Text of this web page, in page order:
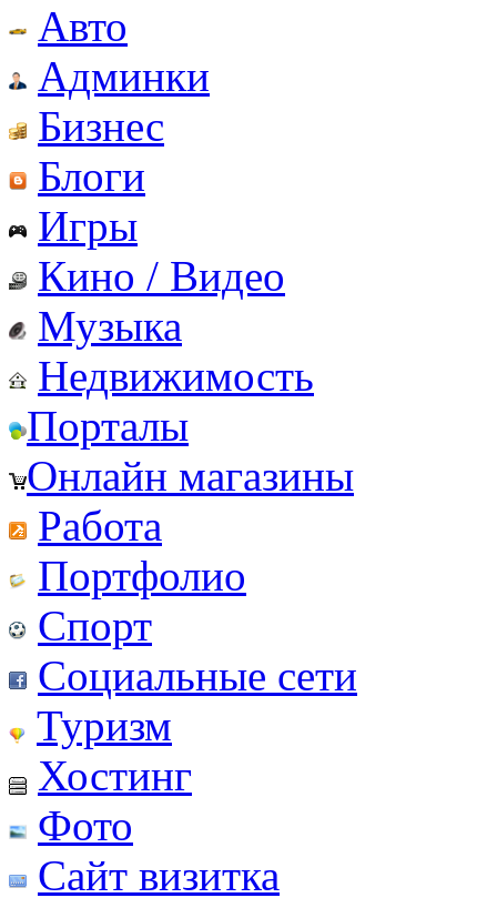
Авто
Админки
Бизнес
Блоги
Игры
Кино / Видео
Музыка
Недвижимость
Порталы
Онлайн магазины
Работа
Портфолио
Спорт
Социальные сети
Туризм
Хостинг
Фото
Сайт визитка